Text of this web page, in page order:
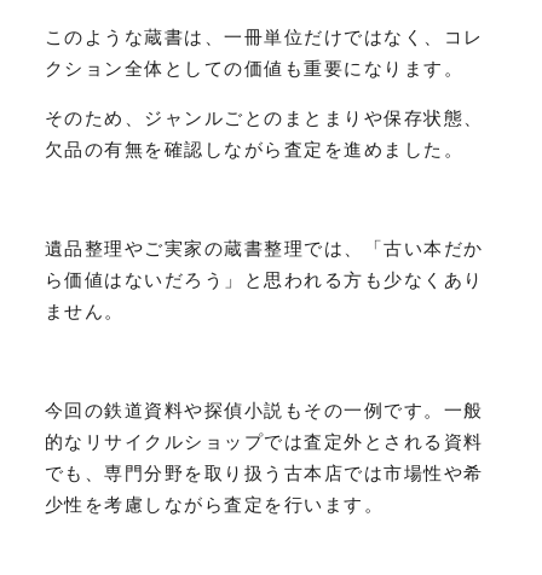
このような蔵書は、一冊単位だけではなく、コレ
クション全体としての価値も重要になります。
そのため、ジャンルごとのまとまりや保存状態、
欠品の有無を確認しながら査定を進めました。
遺品整理やご実家の蔵書整理では、「古い本だか
ら価値はないだろう」と思われる方も少なくあり
ません。
今回の鉄道資料や探偵小説もその一例です。一般
的なリサイクルショップでは査定外とされる資料
でも、専門分野を取り扱う古本店では市場性や希
少性を考慮しながら査定を行います。